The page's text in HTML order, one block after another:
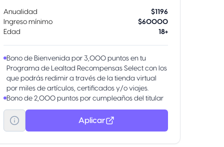
Anualidad
$1196
Ingreso mínimo
$60000
Edad
18+
Bono de Bienvenida por 3,000 puntos en tu
Programa de Lealtad Recompensas Select con los
que podrás redimir a través de la tienda virtual
por miles de artículos, certificados y/o viajes.
Bono de 2,000 puntos por cumpleaños del titular
de la Tarjeta de Crédito en Recompensas Select o
Recompensas Índigo al facturar $1,500 pesos
mexicanos en el mes de cumpleaños.
Aplicar